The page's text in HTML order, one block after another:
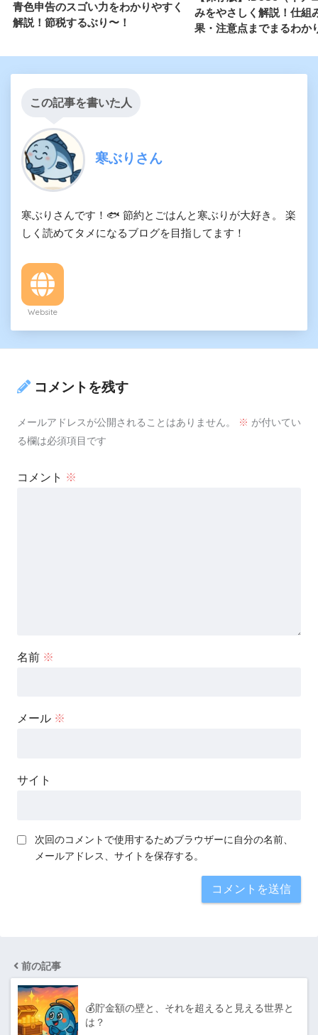
青色申告のスゴい力をわかりやすく
解説！節税するぶり〜！
みをやさしく解説！仕組
果・注意点までまるわか
この記事を書いた人
寒ぶりさん
寒ぶりさんです！🐟 節約とごはんと寒ぶりが大好き。 楽
しく読めてタメになるブログを目指してます！
Website
コメントを残す
メールアドレスが公開されることはありません。 ※ が付いてい
る欄は必須項目です
コメント ※
名前 ※
メール ※
サイト
次回のコメントで使用するためブラウザーに自分の名前、
メールアドレス、サイトを保存する。
前の記事
💰貯金額の壁と、それを超えると見える世界と
は？